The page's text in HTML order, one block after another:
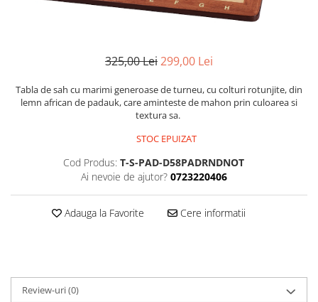
Lemn De Boxwood
Lemn De Carpen (hornbeam)
Piese de sah DGT
Piese De Sah Tematice Din Plastic
Piese Din Lemn
Piese sah electronice
325,00 Lei299,00 Lei
Tabla de sah cu marimi generoase de turneu, cu colturi rotunjite, din
lemn african de padauk, care aminteste de mahon prin culoarea si
textura sa.
STOC EPUIZAT
Cod Produs: T-S-PAD-D58PADRNDNOT
Ai nevoie de ajutor? 0723220406
Adauga la Favorite Cere informatii
Review-uri(0)